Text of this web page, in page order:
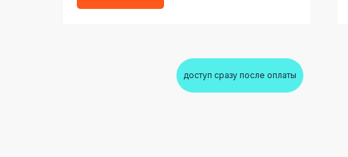
доступ сразу после оплаты